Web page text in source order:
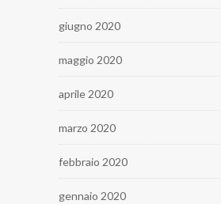
giugno 2020
maggio 2020
aprile 2020
marzo 2020
febbraio 2020
gennaio 2020